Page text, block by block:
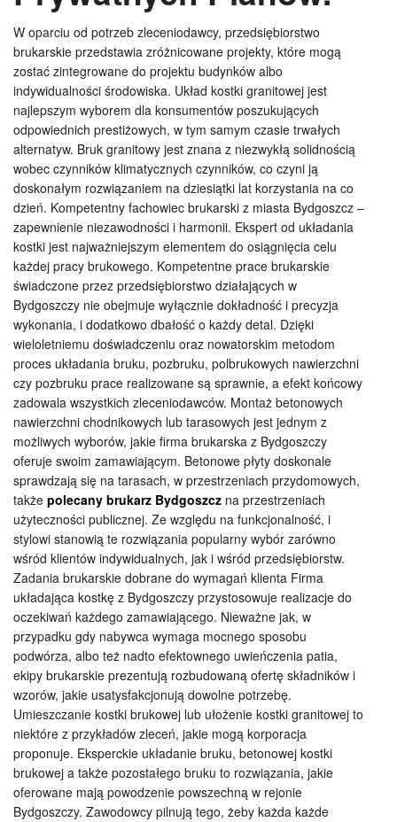
W oparciu od potrzeb zleceniodawcy, przedsiębiorstwo
brukarskie przedstawia zróżnicowane projekty, które mogą
zostać zintegrowane do projektu budynków albo
indywidualności środowiska. Układ kostki granitowej jest
najlepszym wyborem dla konsumentów poszukujących
odpowiednich prestiżowych, w tym samym czasie trwałych
alternatyw. Bruk granitowy jest znana z niezwykłą solidnością
wobec czynników klimatycznych czynników, co czyni ją
doskonałym rozwiązaniem na dziesiątki lat korzystania na co
dzień. Kompetentny fachowiec brukarski z miasta Bydgoszcz –
zapewnienie niezawodności i harmonii. Ekspert od układania
kostki jest najważniejszym elementem do osiągnięcia celu
każdej pracy brukowego. Kompetentne prace brukarskie
świadczone przez przedsiębiorstwo działających w
Bydgoszczy nie obejmuje wyłącznie dokładność i precyzja
wykonania, i dodatkowo dbałość o każdy detal. Dzięki
wieloletniemu doświadczeniu oraz nowatorskim metodom
proces układania bruku, pozbruku, polbrukowych nawierzchni
czy pozbruku prace realizowane są sprawnie, a efekt końcowy
zadowala wszystkich zleceniodawców. Montaż betonowych
nawierzchni chodnikowych lub tarasowych jest jednym z
możliwych wyborów, jakie firma brukarska z Bydgoszczy
oferuje swoim zamawiającym. Betonowe płyty doskonale
sprawdzają się na tarasach, w przestrzeniach przydomowych,
także polecany brukarz Bydgoszcz na przestrzeniach
użyteczności publicznej. Ze względu na funkcjonalność, i
stylowi stanowią te rozwiązania popularny wybór zarówno
wśród klientów indywidualnych, jak i wśród przedsiębiorstw.
Zadania brukarskie dobrane do wymagań klienta Firma
układająca kostkę z Bydgoszczy przystosowuje realizacje do
oczekiwań każdego zamawiającego. Nieważne jak, w
przypadku gdy nabywca wymaga mocnego sposobu
podwórza, albo też nadto efektownego uwieńczenia patia,
ekipy brukarskie prezentują rozbudowaną ofertę składników i
wzorów, jakie usatysfakcjonują dowolne potrzebę.
Umieszczanie kostki brukowej lub ułożenie kostki granitowej to
niektóre z przykładów zleceń, jakie mogą korporacja
proponuje. Eksperckie układanie bruku, betonowej kostki
brukowej a także pozostałego bruku to rozwiązania, jakie
oferowane mają powodzenie powszechną w rejonie
Bydgoszczy. Zawodowcy pilnują tego, żeby każda każde